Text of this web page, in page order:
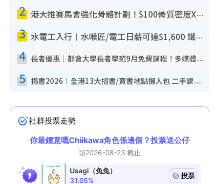
2 港大推賽馬會強化骨骼計劃！$100骨質密度X光檢查 完成免費運動訓練送超市禮券！附參加資格
3 水電工入行︱水喉匠/電工日薪可達$1,600 鐵飯碗職業難被AI取代！附薪酬參考＋入行考牌途徑
4 長者優惠｜都會大學長者學苑9月免費課程！多媒體/微電影創作/網絡安全 附報名方法教學
5 捐書2026︱全港13大捐書/賣書地點懶人包 二手課本最高$150＋舊書換免費咖啡/戲票